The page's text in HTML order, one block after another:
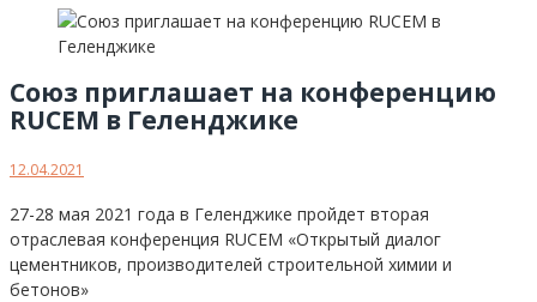
Союз приглашает на конференцию
RUCEM в Геленджике
12.04.2021
27-28 мая 2021 года в Геленджике пройдет вторая
отраслевая конференция RUCEM «Открытый диалог
цементников, производителей строительной химии и
бетонов»